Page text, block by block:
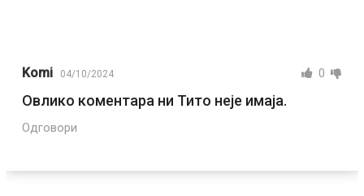
Komi 04/10/2024 0
Овлико коментара ни Тито неје имаја.
Одговори